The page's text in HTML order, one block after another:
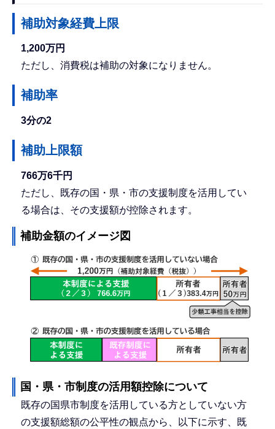
補助対象経費上限
1,200万円
ただし、消費税は補助の対象になりません。
補助率
3分の2
補助上限額
766万6千円
ただし、既存の国・県・市の支援制度を活用してい
る場合は、その支援額が控除されます。
補助金額のイメージ図
国・県・市制度の活用額控除について
既存の国県市制度を活用している方としていない方
の支援額総額の公平性の観点から、以下に示す、既